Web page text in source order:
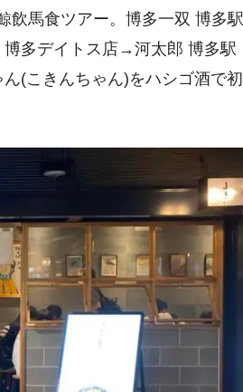
飲馬食ツアー。博多一双 博多駅
多デイトス店→河太郎 博多駅
(こきんちゃん)をハシゴ酒で初